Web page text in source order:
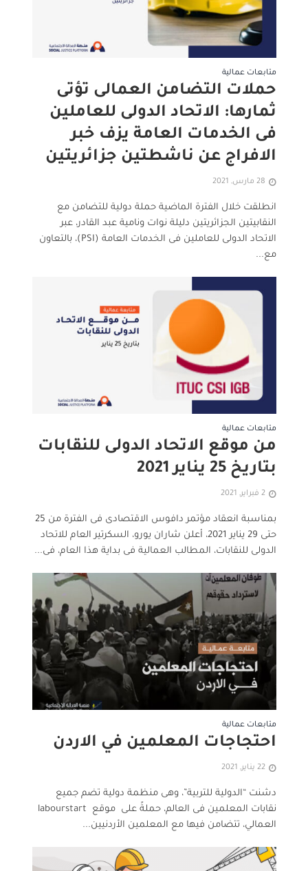
متابعات عمالية
حملات التضامن العمالى تؤتى
ثمارها: الاتحاد الدولى للعاملين
فى الخدمات العامة يزف خبر
الافراج عن ناشطتين جزائريتين
28 مارس, 2021
انطلقت خلال الفترة الماضية حملة دولية للتضامن مع
النقابيتين الجزائريتين دليلة نوات ونامية عبد القادر، عبر
الاتحاد الدولى للعاملين فى الخدمات العامة (PSI)، بالتعاون
مع...
متابعات عمالية
من موقع الاتحاد الدولى للنقابات
بتاريخ 25 يناير 2021
2 فبراير, 2021
بمناسبة انعقاد مؤتمر دافوس الاقتصادى فى الفترة من 25
حتى 29 يناير 2021، أعلن شاران يورو، السكرتير العام للاتحاد
الدولى للنقابات، المطالب العمالية فى بداية هذا العام، فى...
متابعات عمالية
احتجاجات المعلمين في الاردن
22 يناير, 2021
دشنت “الدولية للتربية”، وهى منظمة دولية تضم جميع
نقابات المعلمين فى العالم، حملةً على موقع labourstart
العمالي، تتضامن فيها مع المعلمين الأردنيين...